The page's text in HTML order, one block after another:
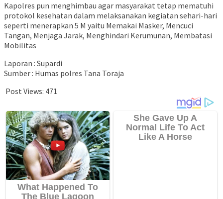
Kapolres pun menghimbau agar masyarakat tetap mematuhi
protokol kesehatan dalam melaksanakan kegiatan sehari-hari
seperti menerapkan 5 M yaitu Memakai Masker, Mencuci
Tangan, Menjaga Jarak, Menghindari Kerumunan, Membatasi
Mobilitas
Laporan : Supardi
Sumber : Humas polres Tana Toraja
Post Views: 471